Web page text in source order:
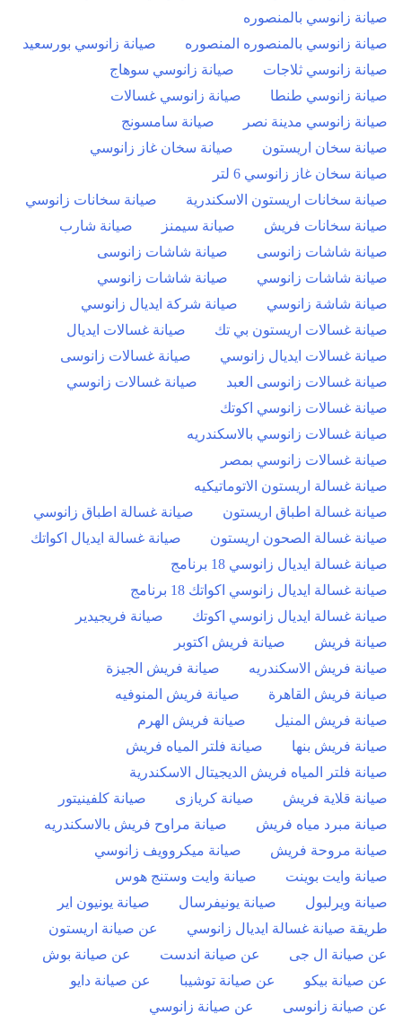
صيانة زانوسي بالمنصوره
صيانة زانوسي بالمنصوره المنصوره
صيانة زانوسي بورسعيد
صيانة زانوسي ثلاجات
صيانة زانوسي سوهاج
صيانة زانوسي طنطا
صيانة زانوسي غسالات
صيانة زانوسي مدينة نصر
صيانة سامسونج
صيانة سخان اريستون
صيانة سخان غاز زانوسي
صيانة سخان غاز زانوسي 6 لتر
صيانة سخانات اريستون الاسكندرية
صيانة سخانات زانوسي
صيانة سخانات فريش
صيانة سيمنز
صيانة شارب
صيانة شاشات زانوسى
صيانة شاشات زانوسى
صيانة شاشات زانوسي
صيانة شاشات زانوسي
صيانة شاشة زانوسي
صيانة شركة ايديال زانوسي
صيانة غسالات اريستون بي تك
صيانة غسالات ايديال
صيانة غسالات ايديال زانوسي
صيانة غسالات زانوسى
صيانة غسالات زانوسى العبد
صيانة غسالات زانوسي
صيانة غسالات زانوسي اكوتك
صيانة غسالات زانوسي بالاسكندريه
صيانة غسالات زانوسي بمصر
صيانة غسالة اريستون الاتوماتيكيه
صيانة غسالة اطباق اريستون
صيانة غسالة اطباق زانوسي
صيانة غسالة الصحون اريستون
صيانة غسالة ايديال اكواتك
صيانة غسالة ايديال زانوسي 18 برنامج
صيانة غسالة ايديال زانوسي اكواتك 18 برنامج
صيانة غسالة ايديال زانوسي اكوتك
صيانة فريجيدير
صيانة فريش
صيانة فريش اكتوبر
صيانة فريش الاسكندريه
صيانة فريش الجيزة
صيانة فريش القاهرة
صيانة فريش المنوفيه
صيانة فريش المنيل
صيانة فريش الهرم
صيانة فريش بنها
صيانة فلتر المياه فريش
صيانة فلتر المياه فريش الديجيتال الاسكندرية
صيانة قلاية فريش
صيانة كريازى
صيانة كلفينيتور
صيانة مبرد مياه فريش
صيانة مراوح فريش بالاسكندريه
صيانة مروحة فريش
صيانة ميكروويف زانوسي
صيانة وايت بوينت
صيانة وايت وستنج هوس
صيانة ويرلبول
صيانة يونيفرسال
صيانة يونيون اير
طريقة صيانة غسالة ايديال زانوسي
عن صيانة اريستون
عن صيانة ال جى
عن صيانة اندست
عن صيانة بوش
عن صيانة بيكو
عن صيانة توشيبا
عن صيانة دايو
عن صيانة زانوسى
عن صيانة زانوسي